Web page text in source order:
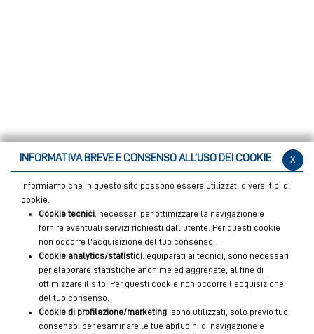
x
INFORMATIVA BREVE E CONSENSO ALL’USO DEI COOKIE
Informiamo che in questo sito possono essere utilizzati diversi tipi di
cookie:
Cookie tecnici: necessari per ottimizzare la navigazione e
fornire eventuali servizi richiesti dall’utente. Per questi cookie
non occorre l’acquisizione del tuo consenso.
Cookie analytics/statistici: equiparati ai tecnici, sono necessari
per elaborare statistiche anonime ed aggregate, al fine di
ottimizzare il sito. Per questi cookie non occorre l’acquisizione
del tuo consenso.
Cookie di profilazione/marketing: sono utilizzati, solo previo tuo
consenso, per esaminare le tue abitudini di navigazione e